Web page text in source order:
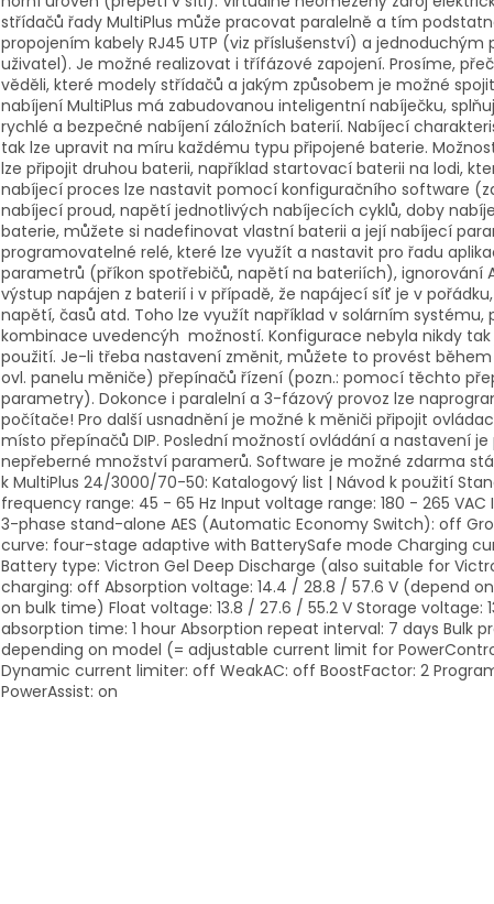
střídačů řady MultiPlus může pracovat paralelně a tím
propojením kabely RJ45 UTP (viz příslušenství) a
uživatel). Je možné realizovat i třífázové zapojení. Prosíme,
věděli, které modely střídačů a jakým způsobem je možné
nabíjení MultiPlus má zabudovanou inteligentní nabíječku,
rychlé a bezpečné nabíjení záložních baterií. Nabíjecí
tak lze upravit na míru každému typu připojené baterie.
lze připojit druhou baterii, například startovací baterii na lodi,
nabíjecí proces lze nastavit pomocí konfiguračního software
nabíjecí proud, napětí jednotlivých nabíjecích cyklů, doby
baterie, můžete si nadefinovat vlastní baterii a její nabíjecí
programovatelné relé, které lze využít a nastavit pro řadu
parametrů (příkon spotřebičů, napětí na bateriích), ignorování
výstup napájen z baterií i v případě, že napájecí síť je v
napětí, časů atd. Toho lze využít například v solárním
kombinace uvedencýh možností. Konfigurace nebyla nikdy
použití. Je-li třeba nastavení změnit, můžete to provést
ovl. panelu měniče) přepínačů řízení (pozn.: pomocí těchto
parametry). Dokonce i paralelní a 3-fázový provoz lze
počítače! Pro další usnadnění je možné k měniči připojit
místo přepínačů DIP. Poslední možností ovládání a nastavení
nepřeberné množství paramerů. Software je možné zdarma
k MultiPlus 24/3000/70-50: Katalogový list | Návod k použití
frequency range: 45 - 65 Hz Input voltage range: 180 - 265
3-phase stand-alone AES (Automatic Economy Switch): off
curve: four-stage adaptive with BatterySafe mode Charging
Battery type: Victron Gel Deep Discharge (also suitable for
charging: off Absorption voltage: 14.4 / 28.8 / 57.6 V (depend
on bulk time) Float voltage: 13.8 / 27.6 / 55.2 V Storage
absorption time: 1 hour Absorption repeat interval: 7 days Bulk
depending on model (= adjustable current limit for
Dynamic current limiter: off WeakAC: off BoostFactor: 2
PowerAssist: on